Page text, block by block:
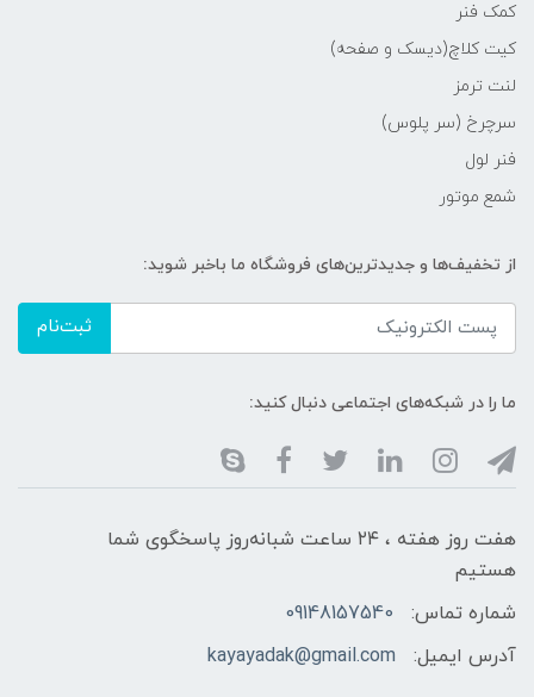
کمک فنر
کیت کلاچ(دیسک و صفحه)
لنت ترمز
سرچرخ (سر پلوس)
فنر لول
شمع موتور
از تخفیف‌ها و جدیدترین‌های فروشگاه ما باخبر شوید:
ثبت‌نام
ما را در شبکه‌های اجتماعی دنبال کنید:
هفت روز هفته ، ۲۴ ساعت شبانه‌روز پاسخگوی شما
هستیم
شماره تماس:
09148157540
آدرس ایمیل:
kayayadak@gmail.com